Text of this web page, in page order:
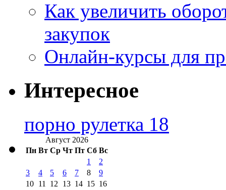
Как увеличить
закупок
Онлайн-курсы для
Интересное
порно рулетка 18
Август 2026
Пн Вт Ср Чт Пт Сб Вс
1
2
3
4 5 6 7 8
9
10 11 12 13 14 15 16